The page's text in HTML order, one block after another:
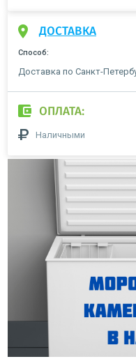
ДОСТАВКА
Способ:
Доставка по Санкт-
ОПЛАТА:
Наличными